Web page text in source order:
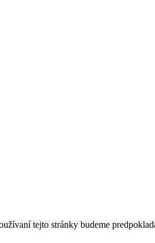
tejto stránky budeme